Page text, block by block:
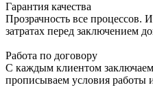
Гарантия качества
Прозрачность все
затратах перед заключением
Работа по договору
С каждым клиентом
прописываем условия работы